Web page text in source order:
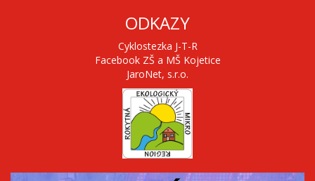
ODKAZY
Cyklostezka J-T-R
Facebook ZŠ a MŠ Kojetice
JaroNet, s.r.o.